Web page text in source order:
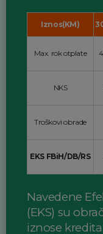
Iznos(KM)
Max. rok otplate
NKS
Troškovi obrade
EKS FBiH/DB/RS
Navedene
(EKS) su
iznose